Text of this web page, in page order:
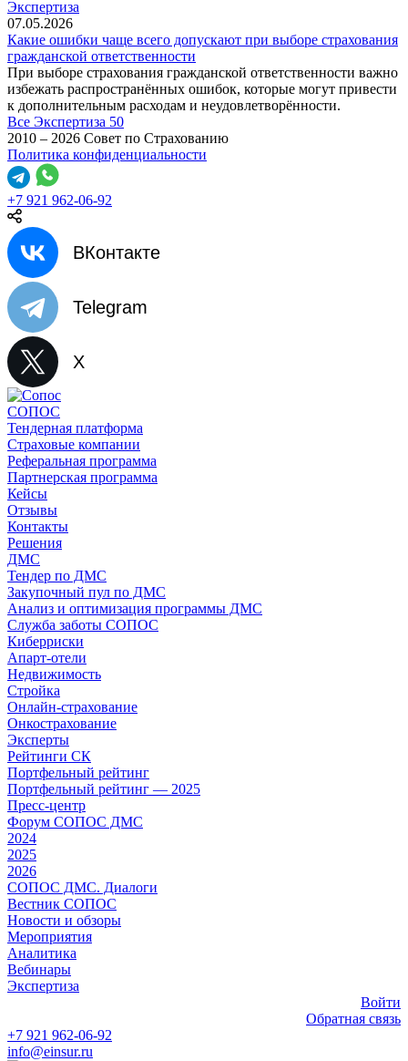
Экспертиза
07.05.2026
Какие ошибки чаще всего допускают при выборе страхования
гражданской ответственности
При выборе страхования гражданской ответственности важно
избежать распространённых ошибок, которые могут привести
к дополнительным расходам и неудовлетворённости.
Все Экспертиза 50
2010 – 2026 Совет по Страхованию
Политика конфиденциальности
+7 921 962-06-92
ВКонтакте
Telegram
X
СОПОС
Тендерная платформа
Страховые компании
Реферальная программа
Партнерская программа
Кейсы
Отзывы
Контакты
Решения
ДМС
Тендер по ДМС
Закупочный пул по ДМС
Анализ и оптимизация программы ДМС
Служба заботы СОПОС
Киберриски
Апарт-отели
Недвижимость
Стройка
Онлайн-страхование
Онкострахование
Эксперты
Рейтинги СК
Портфельный рейтинг
Портфельный рейтинг — 2025
Пресс-центр
Форум СОПОС ДМС
2024
2025
2026
СОПОС ДМС. Диалоги
Вестник СОПОС
Новости и обзоры
Мероприятия
Аналитика
Вебинары
Экспертиза
Войти
Обратная связь
+7 921 962-06-92
info@einsur.ru